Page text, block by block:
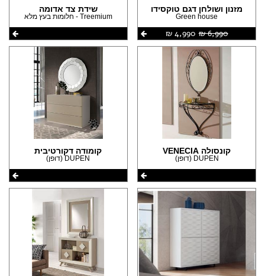
מזנון ושולחן דגם טוקסידו
Green house
6,990 ‏₪
4,990 ‏₪
שידת צד אדומה
Treemium - חלומות בעץ מלא
קונסולה VENECIA
DUPEN (דופן)
קומודה דקורטיבית
DUPEN (דופן)